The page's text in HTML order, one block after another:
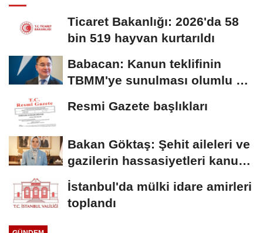
Ticaret Bakanlığı: 2026'da 58
bin 519 hayvan kurtarıldı
Babacan: Kanun teklifinin
TBMM'ye sunulması olumlu bir
Resmi Gazete başlıkları
Bakan Göktaş: Şehit aileleri ve
gazilerin hassasiyetleri kanun
teklifinde...
İstanbul'da mülki idare amirleri
toplandı